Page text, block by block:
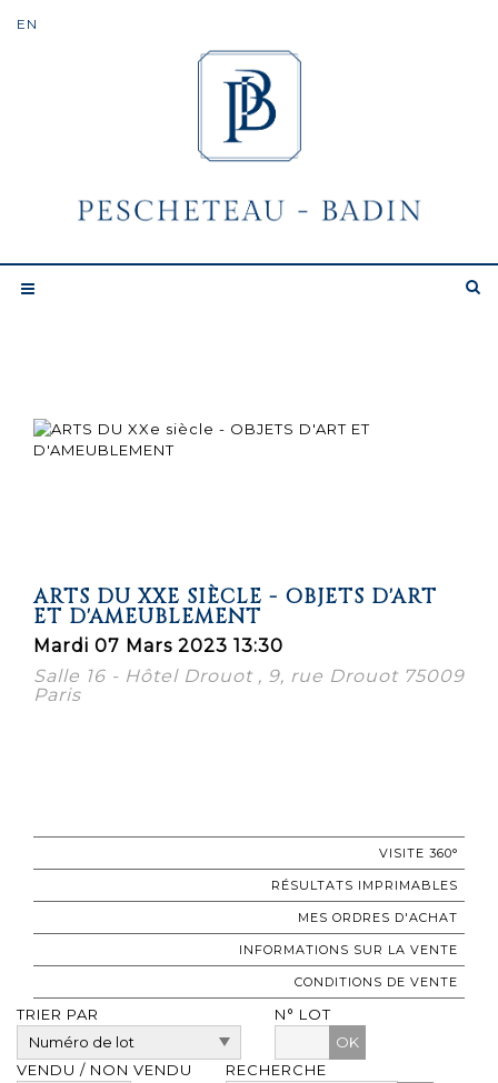
ARTS DU XXE SIÈCLE - OBJETS D'ART
ET D'AMEUBLEMENT
Mardi 07 Mars 2023 13:30
Salle 16 - Hôtel Drouot , 9, rue Drouot 75009
Paris
VISITE 360°
RÉSULTATS IMPRIMABLES
MES ORDRES D'ACHAT
INFORMATIONS SUR LA VENTE
CONDITIONS DE VENTE
TRIER PAR
N° LOT
OK
VENDU / NON VENDU
RECHERCHE